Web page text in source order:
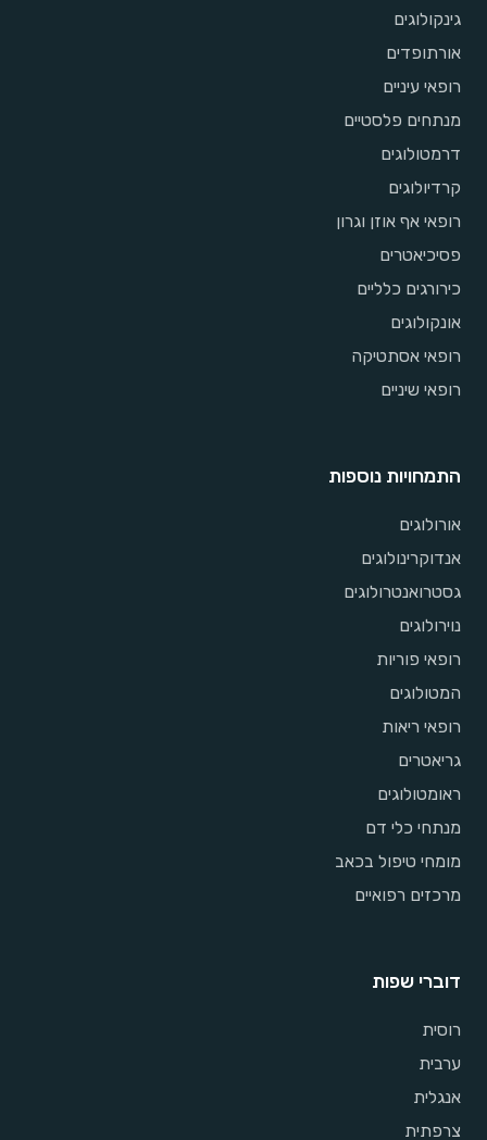
גינקולוגים
אורתופדים
רופאי עיניים
מנתחים פלסטיים
דרמטולוגים
קרדיולוגים
רופאי אף אוזן וגרון
פסיכיאטרים
כירורגים כלליים
אונקולוגים
רופאי אסתטיקה
רופאי שיניים
התמחויות נוספות
אורולוגים
אנדוקרינולוגים
גסטרואנטרולוגים
נוירולוגים
רופאי פוריות
המטולוגים
רופאי ריאות
גריאטרים
ראומטולוגים
מנתחי כלי דם
מומחי טיפול בכאב
מרכזים רפואיים
דוברי שפות
רוסית
ערבית
אנגלית
צרפתית